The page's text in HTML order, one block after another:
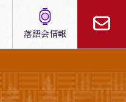
落語会情報